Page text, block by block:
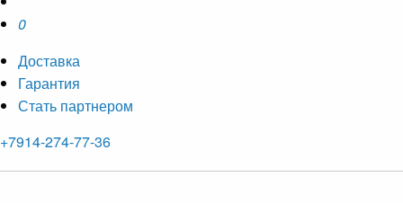
0
Доставка
Гарантия
Стать партнером
+7914-274-77-36